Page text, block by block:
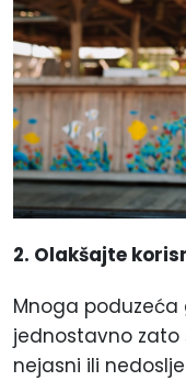
2. Olakšajte
Mnoga
jednostavno
nejasni ili